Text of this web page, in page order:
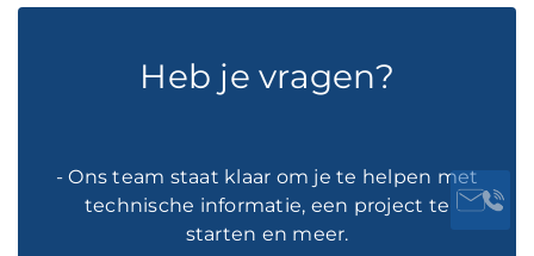
Heb je vragen?
- Ons team staat klaar om je te helpen met
technische informatie, een project te
starten en meer.